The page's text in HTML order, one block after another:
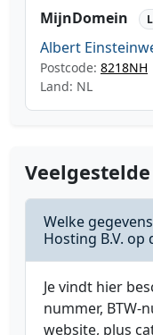
MijnDomein
Albert
Postcode: 8218NH
Land: NL
Welke
Hosting B.V. op
Je vindt hier
nummer, BTW-
website, plus